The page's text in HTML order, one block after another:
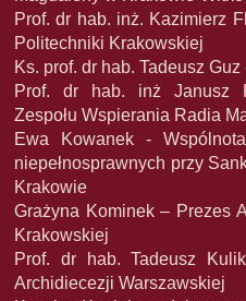
Prof. dr hab. inż. Kazimierz
Politechniki Krakowskiej
Ks. prof. dr hab. Tadeusz
Prof. dr hab. inż Janusz
Zespołu Wspierania Radia
Ewa Kowanek -
niepełnosprawnych przy
Krakowie
Grażyna Kominek – Prezes
Krakowskiej
Prof. dr hab. Tadeusz
Archidiecezji Warszawskiej